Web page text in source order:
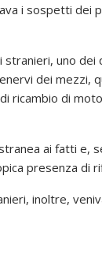
i sospetti dei
uno dei
dei mezzi,
ricambio di
ai fatti
presenza di
inoltre,